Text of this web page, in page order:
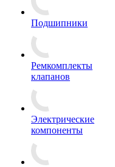
Подшипники
Ремкомплекты
клапанов
Электрические
компоненты